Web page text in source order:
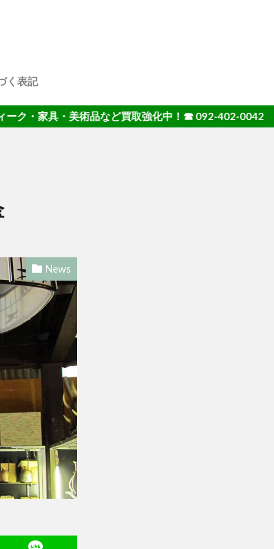
く表記
具・美術品など買取強化中！☎ 092-402-0042
News